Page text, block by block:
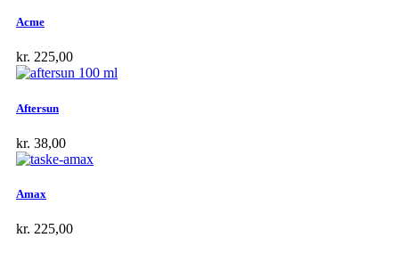
Acme
kr. 225,00
Aftersun
kr. 38,00
Amax
kr. 225,00